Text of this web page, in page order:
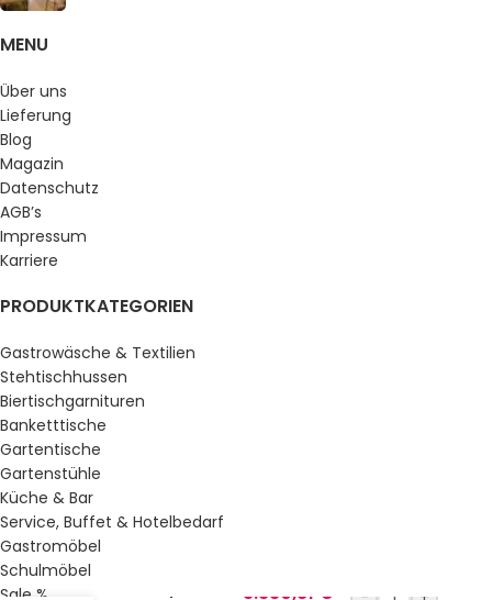
MENU
Über uns
Lieferung
Blog
Magazin
Datenschutz
AGB’s
Impressum
Karriere
PRODUKTKATEGORIEN
Gastrowäsche & Textilien
Stehtischhussen
Biertischgarnituren
Banketttische
Gartentische
Gartenstühle
Küche & Bar
Service, Buffet & Hotelbedarf
Gastromöbel
Schulmöbel
Sale %
3.330,81 €